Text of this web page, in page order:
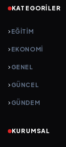
KATEGORILER
EĞITIM
EKONOMI
GENEL
GÜNCEL
GÜNDEM
KURUMSAL